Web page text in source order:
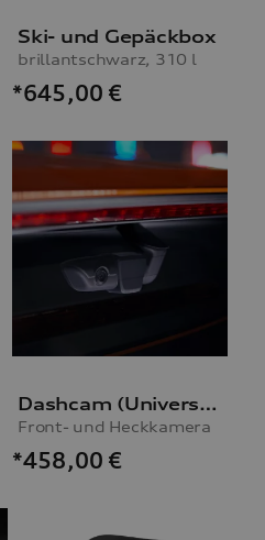
Ski- und Gepäckbox
brillantschwarz, 310 l
*645,00 €
Dashcam (Universal Traffic Recorder 2.0)
Front- und Heckkamera
*458,00 €